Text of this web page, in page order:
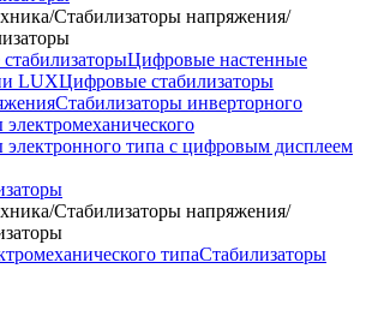
/Стабилизаторы напряжения/
Цифровые настенные
LUXЦифровые стабилизаторы
Стабилизаторы инверторного
электронного типа с цифровым дисплеем
/Стабилизаторы напряжения/
типаСтабилизаторы